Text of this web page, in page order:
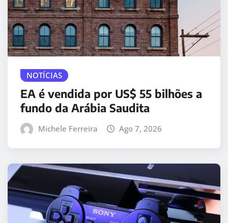
NOTÍCIAS
EA é vendida por US$ 55 bilhões a
fundo da Arábia Saudita
Michele Ferreira Ago 7, 2026